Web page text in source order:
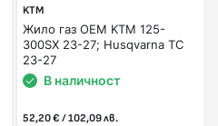
KTM
Жило газ OEM KTM 125-
300SX 23-27; Husqvarna TC
23-27
В наличност
52,20 € / 102,09 лв.